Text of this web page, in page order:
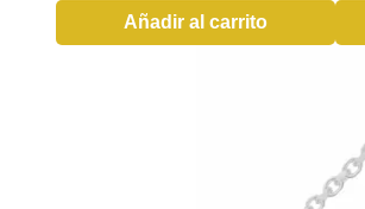
Añadir al carrito